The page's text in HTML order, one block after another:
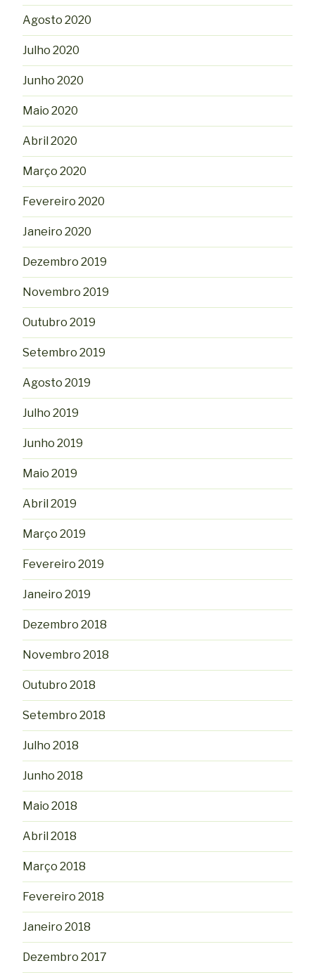
Agosto 2020
Julho 2020
Junho 2020
Maio 2020
Abril 2020
Março 2020
Fevereiro 2020
Janeiro 2020
Dezembro 2019
Novembro 2019
Outubro 2019
Setembro 2019
Agosto 2019
Julho 2019
Junho 2019
Maio 2019
Abril 2019
Março 2019
Fevereiro 2019
Janeiro 2019
Dezembro 2018
Novembro 2018
Outubro 2018
Setembro 2018
Julho 2018
Junho 2018
Maio 2018
Abril 2018
Março 2018
Fevereiro 2018
Janeiro 2018
Dezembro 2017